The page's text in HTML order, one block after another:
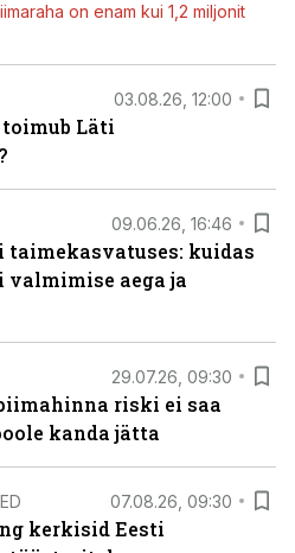
on enam kui 1,2 miljonit
03.08.26, 12:00
toimub Läti
09.06.26, 16:46
taimekasvatuses: kuidas
valmimise aega ja
29.07.26, 09:30
riski ei saa
kanda jätta
07.08.26, 09:30
kerkisid Eesti